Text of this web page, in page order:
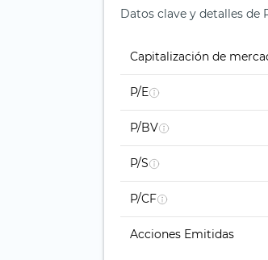
Datos clave y detalles de
Capitalización de
P/E
P/BV
P/S
P/CF
Acciones Emitidas